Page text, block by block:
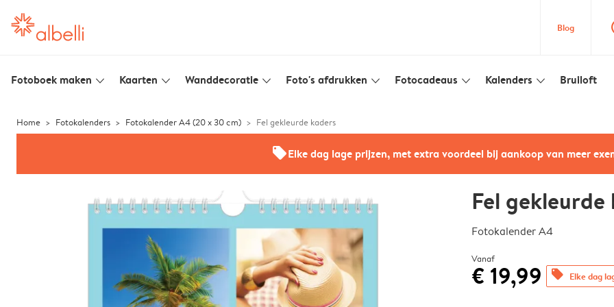
Blog
Fotoboek maken slim_arrow_down Kaarten slim_arrow_down Wanddecoratie slim_arrow_down Foto's afdrukken slim_arrow_down Fotocadeaus slim_arrow_down Kalenders slim_arrow_down Bruiloft
Home Fotokalenders Fotokalender A4 (20 x 30 cm) Fel gekleurde kaders
offersElke dag lage prijzen, met extra voordeel bij aankoop van meer
Fel gekleurde
Fotokalender A4
Vanaf
€ 19,99 offers Elke dag